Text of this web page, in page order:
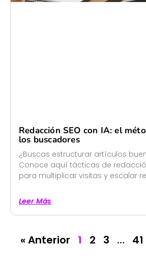
Redacción SEO con IA: el
los buscadores
¿Buscas estructurar artículos
Conoce aquí tácticas de
para multiplicar visitas y escalar
Leer Más
« Anterior 1 2 3 … 41